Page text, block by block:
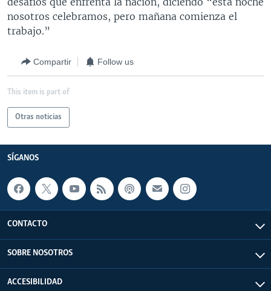
nosotros celebramos, pero mañana comienza el
trabajo.”
Compartir Follow us
This item is part of
Otras noticias
SÍGANOS
CONTACTO
SOBRE NOSOTROS
ACCESIBILIDAD